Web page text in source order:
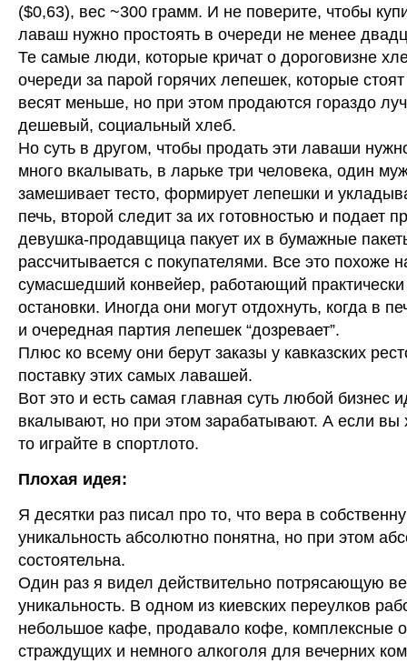
($0,63), вес ~300 грамм. И не поверите, чтобы
лаваш нужно простоять в очереди не менее
Те самые люди, которые кричат о дороговизне
очереди за парой горячих лепешек, которые
весят меньше, но при этом продаются гораздо
дешевый, социальный хлеб.
Но суть в другом, чтобы продать эти лаваши
много вкалывать, в ларьке три человека, один
замешивает тесто, формирует лепешки и
печь, второй следит за их готовностью и подает
девушка-продавщица пакует их в бумажные
рассчитывается с покупателями. Все это похоже
сумасшедший конвейер, работающий практически
остановки. Иногда они могут отдохнуть, когда в
и очередная партия лепешек “дозревает”.
Плюс ко всему они берут заказы у кавказских
поставку этих самых лавашей.
Вот это и есть самая главная суть любой бизнес
вкалывают, но при этом зарабатывают. А если вы
то играйте в спортлото.
Плохая идея:
Я десятки раз писал про то, что вера в
уникальность абсолютно понятна, но при этом
состоятельна.
Один раз я видел действительно потрясающую
уникальность. В одном из киевских переулков
небольшое кафе, продавало кофе, комплексные
страждущих и немного алкоголя для вечерних